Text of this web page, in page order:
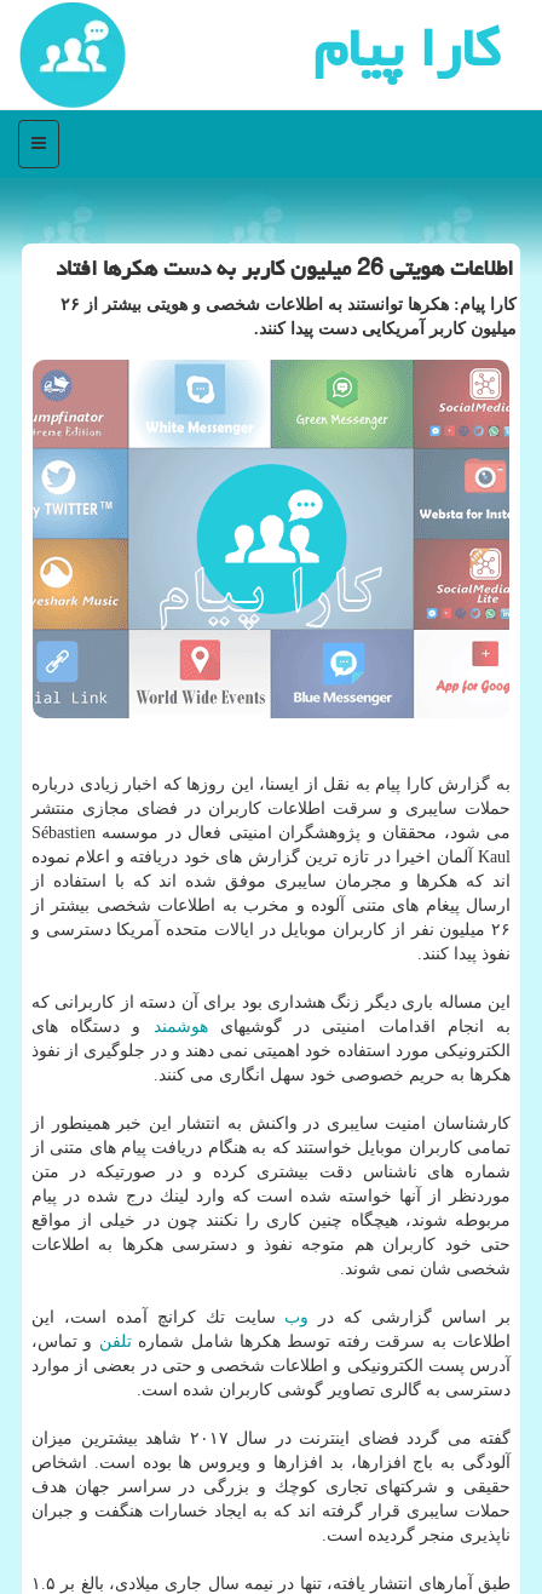
كارا پیام
منو
اطلاعات هویتی 26 میلیون كاربر به دست هكرها افتاد
كارا پیام: هكرها توانستند به اطلاعات شخصی و هویتی بیشتر از ۲۶
میلیون كاربر آمریكایی دست پیدا كنند.
به گزارش كارا پیام به نقل از ایسنا، این روزها كه اخبار زیادی درباره
حملات سایبری و سرقت اطلاعات كاربران در فضای مجازی منتشر
می شود، محققان و پژوهشگران امنیتی فعال در موسسه Sébastien
Kaul آلمان اخیرا در تازه ترین گزارش های خود دریافته و اعلام نموده
اند كه هكرها و مجرمان سایبری موفق شده اند كه با استفاده از
ارسال پیغام های متنی آلوده و مخرب به اطلاعات شخصی بیشتر از
۲۶ میلیون نفر از كاربران موبایل در ایالات متحده آمریكا دسترسی و
نفوذ پیدا كنند.
این مساله باری دیگر زنگ هشداری بود برای آن دسته از كاربرانی كه
به انجام اقدامات امنیتی در گوشیهایهوشمند و دستگاه های
الكترونیكی مورد استفاده خود اهمیتی نمی دهند و در جلوگیری از نفوذ
هكرها به حریم خصوصی خود سهل انگاری می كنند.
كارشناسان امنیت سایبری در واكنش به انتشار این خبر همینطور از
تمامی كاربران موبایل خواستند كه به هنگام دریافت پیام های متنی از
شماره های ناشناس دقت بیشتری كرده و در صورتیكه در متن
موردنظر از آنها خواسته شده است كه وارد لینك درج شده در پیام
مربوطه شوند، هیچگاه چنین كاری را نكنند چون در خیلی از مواقع
حتی خود كاربران هم متوجه نفوذ و دسترسی هكرها به اطلاعات
شخصی شان نمی شوند.
بر اساس گزارشی كه در وب سایت تك كرانچ آمده است، این
اطلاعات به سرقت رفته توسط هكرها شامل شمارهتلفن و تماس،
آدرس پست الكترونیكی و اطلاعات شخصی و حتی در بعضی از موارد
دسترسی به گالری تصاویر گوشی كاربران شده است.
گفته می گردد فضای اینترنت در سال ۲۰۱۷ شاهد بیشترین میزان
آلودگی به باج افزارها، بد افزارها و ویروس ها بوده است. اشخاص
حقیقی و شركتهای تجاری كوچك و بزرگی در سراسر جهان هدف
حملات سایبری قرار گرفته اند كه به ایجاد خسارات هنگفت و جبران
ناپذیری منجر گردیده است.
طبق آمارهای انتشار یافته، تنها در نیمه سال جاری میلادی، بالغ بر ۱.۵